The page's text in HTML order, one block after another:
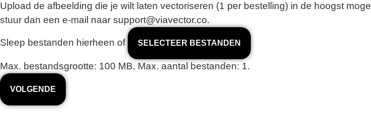
Upload de afbeelding die je wilt laten vectoriseren (1 per bestelling) in de hoogst
stuur dan een e-mail naar support@viavector.co.
Sleep bestanden hierheen of SELECTEER BESTANDEN
Max. bestandsgrootte: 100 MB, Max. aantal bestanden: 1.